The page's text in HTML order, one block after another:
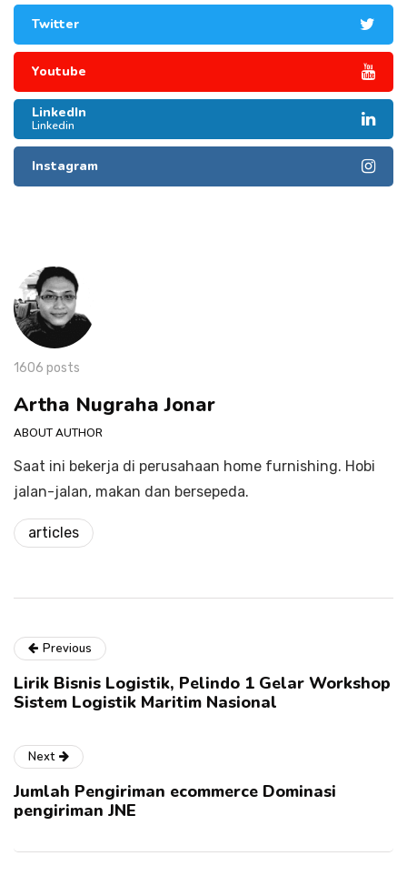
Twitter
Youtube
LinkedIn
Linkedin
Instagram
1606 posts
Artha Nugraha Jonar
ABOUT AUTHOR
Saat ini bekerja di perusahaan home furnishing. Hobi
jalan-jalan, makan dan bersepeda.
articles
Previous
Lirik Bisnis Logistik, Pelindo 1 Gelar Workshop
Sistem Logistik Maritim Nasional
Next
Jumlah Pengiriman ecommerce Dominasi
pengiriman JNE